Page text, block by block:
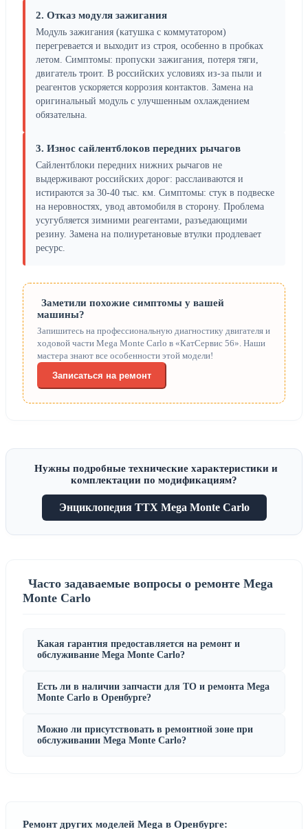
2. Отказ модуля зажигания
Модуль зажигания (катушка с коммутатором)
перегревается и выходит из строя, особенно в пробках
летом. Симптомы: пропуски зажигания, потеря тяги,
двигатель троит. В российских условиях из-за пыли и
реагентов ускоряется коррозия контактов. Замена на
оригинальный модуль с улучшенным охлаждением
обязательна.
3. Износ сайлентблоков передних рычагов
Сайлентблоки передних нижних рычагов не
выдерживают российских дорог: расслаиваются и
истираются за 30-40 тыс. км. Симптомы: стук в подвеске
на неровностях, увод автомобиля в сторону. Проблема
усугубляется зимними реагентами, разъедающими
резину. Замена на полиуретановые втулки продлевает
ресурс.
Заметили похожие симптомы у вашей
машины?
Запишитесь на профессиональную диагностику двигателя и
ходовой части Mega Monte Carlo в «КатСервис 56». Наши
мастера знают все особенности этой модели!
Записаться на ремонт
Нужны подробные технические характеристики и
комплектации по модификациям?
Энциклопедия ТТХ Mega Monte Carlo
Часто задаваемые вопросы о ремонте Mega
Monte Carlo
Какая гарантия предоставляется на ремонт и
обслуживание Mega Monte Carlo?
Есть ли в наличии запчасти для ТО и ремонта Mega
Monte Carlo в Оренбурге?
Можно ли присутствовать в ремонтной зоне при
обслуживании Mega Monte Carlo?
Ремонт других моделей Mega в Оренбурге: